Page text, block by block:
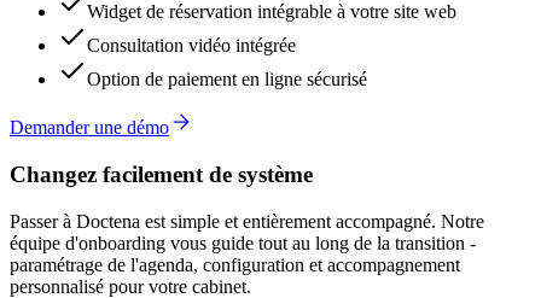
Widget de réservation intégrable à votre site web
Consultation vidéo intégrée
Option de paiement en ligne sécurisé
Demander une démo
Changez facilement de système
Passer à Doctena est simple et entièrement accompagné. Notre
équipe d'onboarding vous guide tout au long de la transition -
paramétrage de l'agenda, configuration et accompagnement
personnalisé pour votre cabinet.